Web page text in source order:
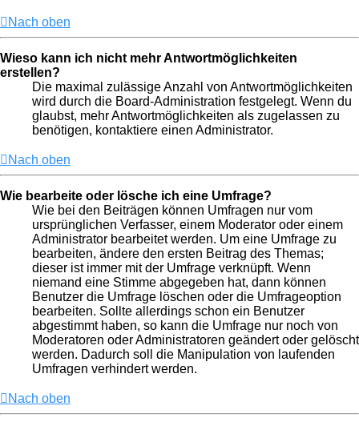
Nach oben
Wieso kann ich nicht mehr Antwortmöglichkeiten
erstellen?
Die maximal zulässige Anzahl von Antwortmöglichkeiten
wird durch die Board-Administration festgelegt. Wenn du
glaubst, mehr Antwortmöglichkeiten als zugelassen zu
benötigen, kontaktiere einen Administrator.
Nach oben
Wie bearbeite oder lösche ich eine Umfrage?
Wie bei den Beiträgen können Umfragen nur vom
ursprünglichen Verfasser, einem Moderator oder einem
Administrator bearbeitet werden. Um eine Umfrage zu
bearbeiten, ändere den ersten Beitrag des Themas;
dieser ist immer mit der Umfrage verknüpft. Wenn
niemand eine Stimme abgegeben hat, dann können
Benutzer die Umfrage löschen oder die Umfrageoption
bearbeiten. Sollte allerdings schon ein Benutzer
abgestimmt haben, so kann die Umfrage nur noch von
Moderatoren oder Administratoren geändert oder gelöscht
werden. Dadurch soll die Manipulation von laufenden
Umfragen verhindert werden.
Nach oben